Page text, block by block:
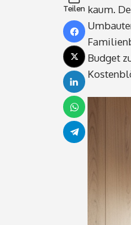
Teilen kaum.
Budget